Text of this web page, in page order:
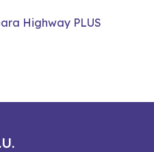
Highway PLUS